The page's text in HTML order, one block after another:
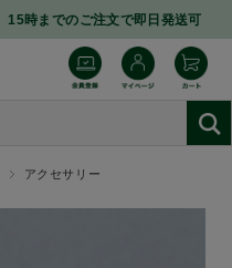
時までのご注文で即日発送可
アクセサリー